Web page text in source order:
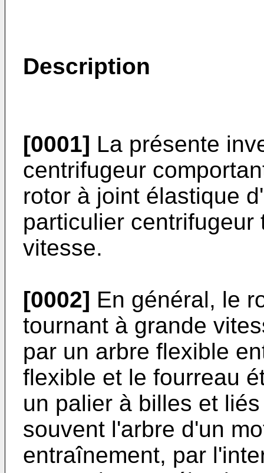
Description
[0001] La présente
centrifugeur
rotor à joint élastique
particulier
vitesse.
[0002] En général, le
tournant à grande
par un arbre flexible
flexible et le fourreau
un palier à billes et
souvent l'arbre d'un
entraînement, par